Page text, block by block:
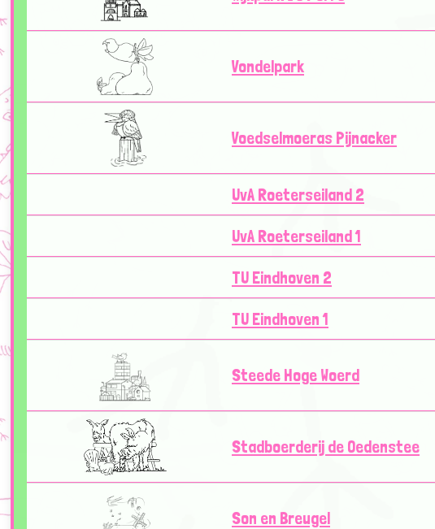
Vondelpark
Voedselmoeras Pijnacker
UvA Roeterseiland 2
UvA Roeterseiland 1
TU Eindhoven 2
TU Eindhoven 1
Steede Hoge Woerd
Stadboerderij de Oedenstee
Son en Breugel